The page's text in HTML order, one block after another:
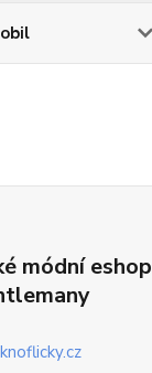
módní eshop